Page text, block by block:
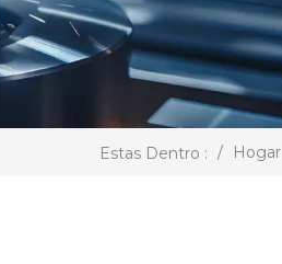
Estas Dentro : / Hogar